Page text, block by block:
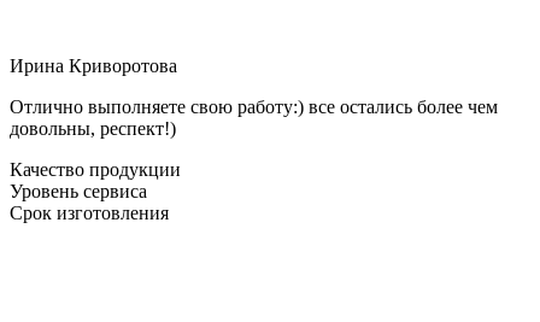
Ирина Криворотова
Отлично выполняете свою работу:) все остались более чем
довольны, респект!)
Качество продукции
Уровень сервиса
Срок изготовления